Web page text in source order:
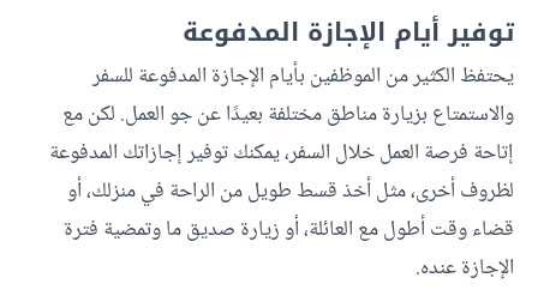
توفير أيام الإجازة المدفوعة
يحتفظ الكثير من الموظفين بأيام الإجازة المدفوعة للسفر
والاستمتاع بزيارة مناطق مختلفة بعيدًا عن جو العمل. لكن مع
إتاحة فرصة العمل خلال السفر، يمكنك توفير إجازاتك المدفوعة
لظروف أخرى، مثل أخذ قسط طويل من الراحة في منزلك، أو
قضاء وقت أطول مع العائلة، أو زيارة صديق ما وتمضية فترة
الإجازة عنده.